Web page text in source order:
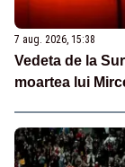
7 aug. 2026, 15:38
Vedeta de la
moartea lui